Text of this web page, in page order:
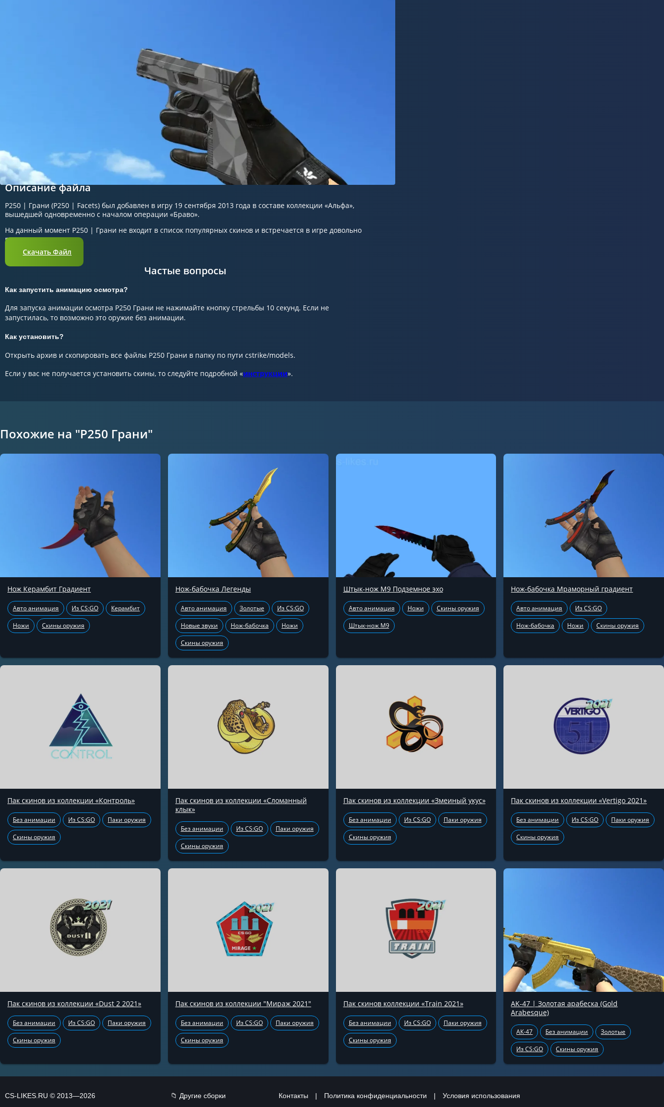
Описание файла
P250 | Грани (P250 | Facets) был добавлен в игру 19 сентября 2013 года в составе коллекции «Альфа»,
вышедшей одновременно с началом операции «Браво».
На данный момент P250 | Грани не входит в список популярных скинов и встречается в игре довольно
редко.
Скачать Файл
Частые вопросы
Как запустить анимацию осмотра?
Для запуска анимации осмотра P250 Грани не нажимайте кнопку стрельбы 10 секунд. Если не
запустилась, то возможно это оружие без анимации.
Как установить?
Открыть архив и скопировать все файлы P250 Грани в папку по пути cstrike/models.
Если у вас не получается установить скины, то следуйте подробной «инструкции».
Похожие на "P250 Грани"
Нож Керамбит Градиент
Авто анимация Из CS:GO Керамбит
Ножи Скины оружия
Нож-бабочка Легенды
Авто анимация Золотые Из CS:GO
Новые звуки Нож-бабочка Ножи
Скины оружия
Штык-нож М9 Подземное эхо
Авто анимация Ножи Скины оружия
Штык-нож М9
Нож-бабочка Мраморный градиент
Авто анимация Из CS:GO
Нож-бабочка Ножи Скины оружия
Пак скинов из коллекции «Контроль»
Без анимации Из CS:GO Паки оружия
Скины оружия
Пак скинов из коллекции «Сломанный
клык»
Без анимации Из CS:GO Паки оружия
Скины оружия
Пак скинов из коллекции «Змеиный укус»
Без анимации Из CS:GO Паки оружия
Скины оружия
Пак скинов из коллекции «Vertigo 2021»
Без анимации Из CS:GO Паки оружия
Скины оружия
Пак скинов из коллекции «Dust 2 2021»
Без анимации Из CS:GO Паки оружия
Скины оружия
Пак скинов из коллекции "Мираж 2021"
Без анимации Из CS:GO Паки оружия
Скины оружия
Пак скинов коллекции «Train 2021»
Без анимации Из CS:GO Паки оружия
Скины оружия
AK-47 | Золотая арабеска (Gold
Arabesque)
АК-47 Без анимации Золотые
Из CS:GO Скины оружия
CS-LIKES.RU © 2013—2026 📁 Другие сборки Контакты | Политика конфиденциальности | Условия использования